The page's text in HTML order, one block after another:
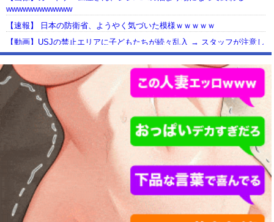
wwwwwwwwwwww
【速報】 日本の防衛省、ようやく気づいた模様ｗｗｗｗｗ
【動画】USJの禁止エリアに子どもたちが続々乱入 → スタッフが注意し
ても止まらない事態に
Powered by livedoor 相互RSS